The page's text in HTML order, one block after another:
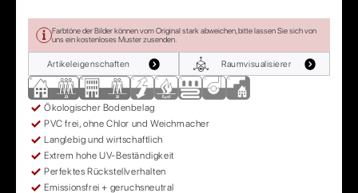
Farbtöne der Bilder können vom Original stark abweichen, bitte lassen Sie sich von
uns ein kostenloses Muster zusenden.
Artikeleigenschaften Raumvisualisierer
Ökologischer Bodenbelag
PVC frei, ohne Chlor und Weichmacher
Langlebig und wirtschaftlich
Extrem hohe UV-Beständigkeit
Perfektes Rückstellverhalten
Emissionsfrei + geruchsneutral